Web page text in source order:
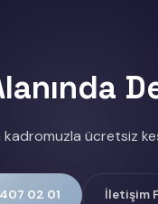
kadromuzla ücretsiz
02 01 İletişim